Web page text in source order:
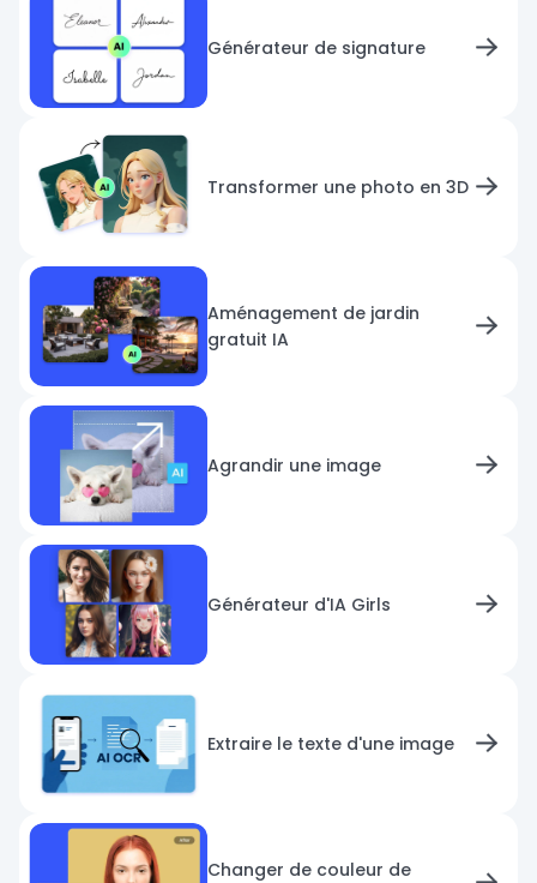
Générateur de signature
Transformer une photo en 3D
Aménagement de jardin
gratuit IA
Agrandir une image
Générateur d'IA Girls
Extraire le texte d'une image
Changer de couleur de